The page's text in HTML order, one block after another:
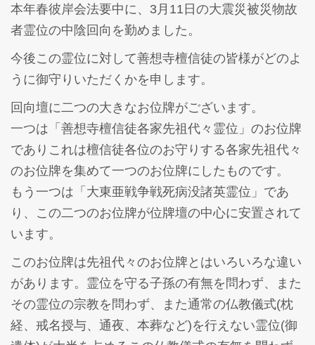
本年春彼岸会法要中に、3月11日の大震災被災物故
者霊位の中陰回向を勤めました。
今後この霊位に対して善想寺檀信徒の皆様がどのよ
うに御守りいただくかを申します。
回向壇に二つの大きなお位牌がございます。
一つは「善想寺檀信徒各家先祖代々霊位」のお位牌
でありこれは檀信徒各位のお守りする各家先祖代々
のお位牌を集めて一つのお位牌にしたものです。
もう一つは「大東亜戦争戦死病没諸英霊位」であ
り、この二つのお位牌が位牌壇の中心に安置されて
います。
このお位牌は先祖代々のお位牌とはいろいろな違い
があります。霊位を守る子孫の有無を問わず、また
その霊位の宗教を問わず、また通常の仏教儀式(枕
経、戒名授与、通夜、本葬など)を行えない霊位(御